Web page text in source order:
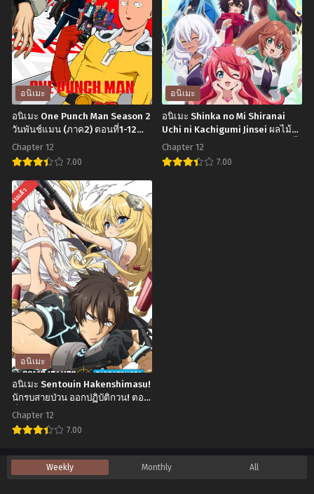
Titan
The
Movie
Shingeki
no
Kyojin
Chronicle
ผ่า
พิภพ
ไท
ทัน
เดอะ
มูฟ
วี่
ซับ
ไทย
Kokoro
no
Yabai
Yatsu
Season
2
เธอ
ผู้
อันตราย
อนิเมะ
อนิเมะ One Punch Man Season 2
วันพันช์แมน (ภาค2) ตอนที่1-12
พากย์ไทย+ซับไทย
Chapter 12
7.00
อ
นิ
เมะ
One
Punch
Man
Season
2
วัน
พัน
ช์
แมน
(ภาค2) ตอน
ที่1-
12
พากย์
อนิเมะ
อนิเมะ Shinka no Mi Shiranai
Uchi ni Kachigumi Jinsei ผลไม้
วิวัฒนาการ ชีวิตผู้ชนะแบบไม่ทันตั้ง
ตัว ภาค 1 ตอนที่1-12 พากย์ไทย+ซับ
ไทย
Chapter 12
7.00
ชีวิต
ผู้
จบแล้ว
อนิเมะ
อนิเมะ Sentouin Hakenshimasu!
นักรบสายป่วน ออกปฏิบัติกวน! ตอน
ที่1-12 ซับไทย
Chapter 12
7.00
อ
นิ
Weekly Monthly All